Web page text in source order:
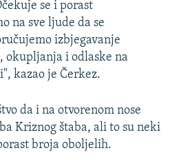
se i porast
na sve ljude da se
izbjegavanje
okupljanja i odlaske na
kazao je Čerkez.
da i na otvorenom nose
Kriznog štaba, ali to su neki
broja oboljelih.